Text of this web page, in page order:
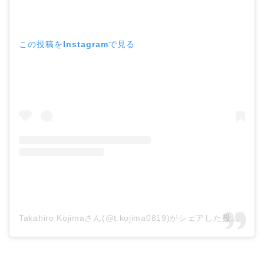
この投稿をInstagramで見る
Takahiro Kojimaさん(@t.kojima0819)がシェアした投稿